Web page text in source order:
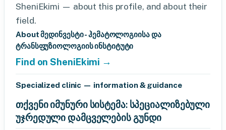
SheniEkimi — about this profile, and about their
field.
About მედინვესტი - ჰემატოლოგიისა და
ტრანსფუზიოლოგიის ინსტიტუტი
Find on SheniEkimi →
Specialized clinic — information & guidance
თქვენი იმუნური სისტემა: სპეციალიზებული
უჯრედული დამცველების გუნდი